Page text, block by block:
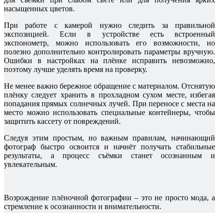
насыщенных цветов.
При работе с камерой нужно следить за правильной
экспозицией. Если в устройстве есть встроенный
экспонометр, можно использовать его возможности, но
полезно дополнительно контролировать параметры вручную.
Ошибки в настройках на плёнке исправить невозможно,
поэтому лучше уделять время на проверку.
Не менее важно бережное обращение с материалом. Отснятую
плёнку следует хранить в прохладном сухом месте, избегая
попадания прямых солнечных лучей. При переносе с места на
место можно использовать специальные контейнеры, чтобы
защитить кассету от повреждений.
Следуя этим простым, но важным правилам, начинающий
фотограф быстро освоится и начнёт получать стабильные
результаты, а процесс съёмки станет осознанным и
увлекательным.
Возрождение плёночной фотографии – это не просто мода, а
стремление к осознанности и внимательности.